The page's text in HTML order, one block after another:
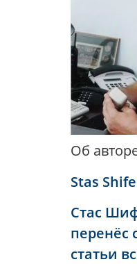
Об
Stas
Стас
перенёс
статьи